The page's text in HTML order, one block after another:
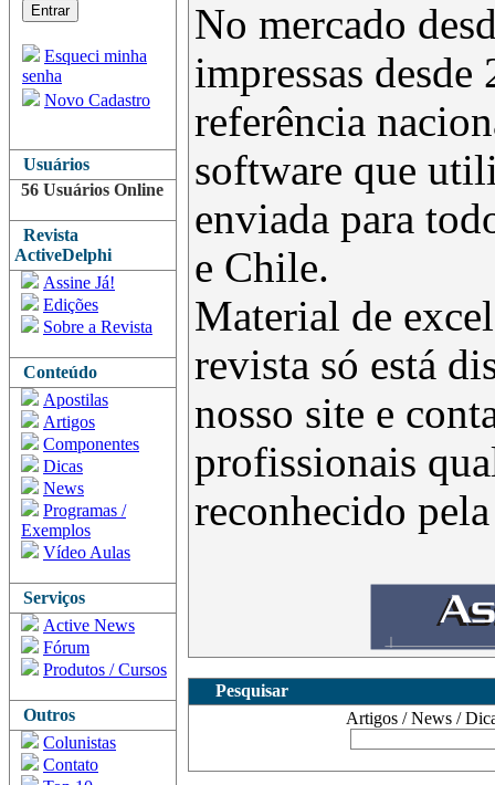
Esqueci minha
senha
Novo Cadastro
Usuários
56 Usuários Online
Revista
ActiveDelphi
Assine Já!
Edições
Sobre a Revista
Conteúdo
Apostilas
Artigos
Componentes
Dicas
News
Programas /
Exemplos
Vídeo Aulas
Serviços
Active News
Fórum
Produtos / Cursos
Outros
Colunistas
Contato
No mercado
impressas
referência
software que
enviada para
e Chile.
Material de
revista só está
nosso site e
profissionais
reconhecido
Pesquisar
Artigos / News /